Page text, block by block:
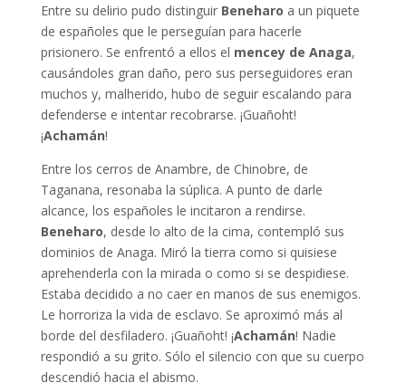
Entre su delirio pudo distinguir Beneharo a un piquete
de españoles que le perseguían para hacerle
prisionero. Se enfrentó a ellos el mencey de Anaga,
causándoles gran daño, pero sus perseguidores eran
muchos y, malherido, hubo de seguir escalando para
defenderse e intentar recobrarse. ¡Guañoht!
¡Achamán!
Entre los cerros de Anambre, de Chinobre, de
Taganana, resonaba la súplica. A punto de darle
alcance, los españoles le incitaron a rendirse.
Beneharo, desde lo alto de la cima, contempló sus
dominios de Anaga. Miró la tierra como si quisiese
aprehenderla con la mirada o como si se despidiese.
Estaba decidido a no caer en manos de sus enemigos.
Le horroriza la vida de esclavo. Se aproximó más al
borde del desfiladero. ¡Guañoht! ¡Achamán! Nadie
respondió a su grito. Sólo el silencio con que su cuerpo
descendió hacia el abismo.